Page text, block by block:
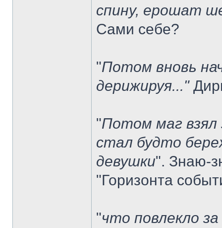
спину, ерошат
Сами себе?
"Потом вновь
дерижируя..."
"Потом маг взял
стал будто
девушки". Знаю-
"Горизонта
"что повлекло